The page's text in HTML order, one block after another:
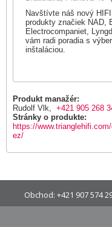
Navštívte náš nový
produkty značiek NAD,
Electrocompaniet,
vám radi poradia s
inštaláciou.
Produkt manažér:
Rudolf Vlk, +421 905 268
Stránky o produkte:
https://
ez/
Obchod: +421 907 574